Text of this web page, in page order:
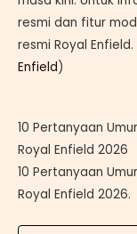
resmi dan fitur
resmi Royal Enfield.
Enfield)
10 Pertanyaan
Royal Enfield 2026
10 Pertanyaan
Royal Enfield 2026.